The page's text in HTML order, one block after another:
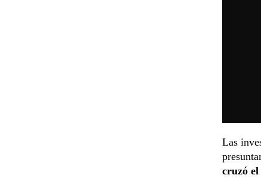
Las
cruzó el